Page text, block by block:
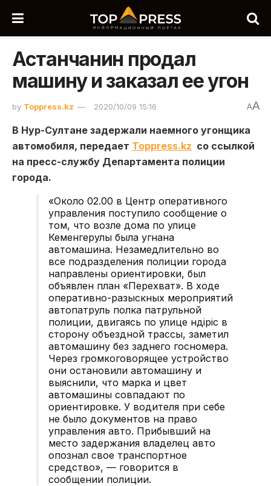
Астанчанин продал
машину и заказал ее угон
by Toppress.kz 2020/10/09 15:16 AA
В Нур-Султане задержали наемного угонщика
автомобиля, передает Toppress.kz со ссылкой
на пресс-службу Департамента полиции
города.
«Около 02.00 в Центр оперативного
управления поступило сообщение о
том, что возле дома по улице
Кеменгерулы была угнана
автомашина. Незамедлительно во
все подразделения полиции города
направлены ориентировки, был
объявлен план «Перехват». В ходе
оперативно-разыскных мероприятий
автопатруль полка патрульной
полиции, двигаясь по улице Өндіріс в
сторону объездной трассы, заметил
автомашину без заднего госномера.
Через громкоговорящее устройство
они остановили автомашину и
выяснили, что марка и цвет
автомашины совпадают по
ориентировке. У водителя при себе
не было документов на право
управления авто. Прибывший на
место задержания владелец авто
опознал свое транспортное
средство», — говорится в
сообщении полиции.